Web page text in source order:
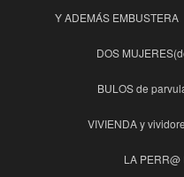
Y ADEMÁS EMBUSTERA
DOS
BULOS de
VIVIENDA y
LA